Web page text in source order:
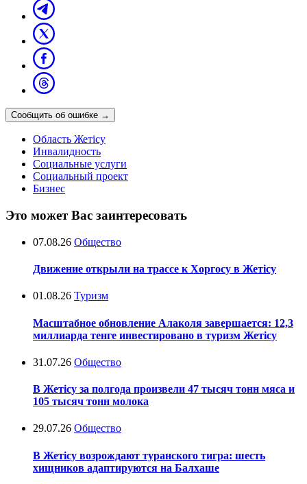
Сообщить об ошибке →
Область Жетісу
Инвалидность
Социальные услуги
Социальный проект
Бизнес
Это может Вас заинтересовать
07.08.26 Общество
Движение открыли на трассе к Хоргосу в Жетісу
01.08.26 Туризм
Масштабное обновление Алаколя завершается: 12,3
миллиарда тенге инвестировано в туризм Жетісу
31.07.26 Общество
В Жетісу за полгода произвели 47 тысяч тонн мяса и
105 тысяч тонн молока
29.07.26 Общество
В Жетісу возрождают туранского тигра: шесть
хищников адаптируются на Балхаше